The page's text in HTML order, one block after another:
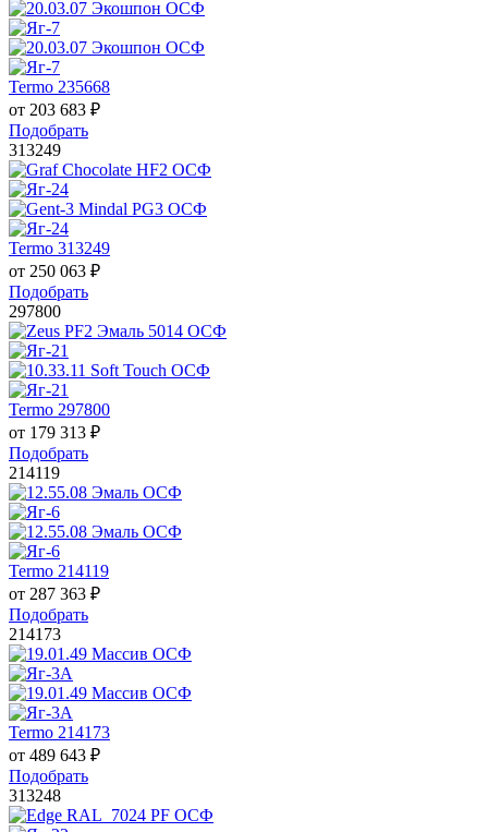
Termo 235668
от 203 683 ₽
Подобрать
313249
Termo 313249
от 250 063 ₽
Подобрать
297800
Termo 297800
от 179 313 ₽
Подобрать
214119
Termo 214119
от 287 363 ₽
Подобрать
214173
Termo 214173
от 489 643 ₽
Подобрать
313248